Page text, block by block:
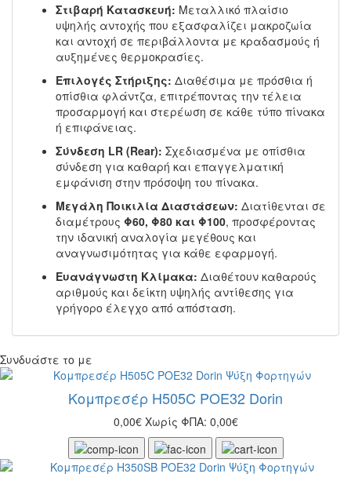
Στιβαρή Κατασκευή: Μεταλλικό πλαίσιο
υψηλής αντοχής που εξασφαλίζει μακροζωία
και αντοχή σε περιβάλλοντα με κραδασμούς ή
αυξημένες θερμοκρασίες.
Επιλογές Στήριξης: Διαθέσιμα με πρόσθια ή
οπίσθια φλάντζα, επιτρέποντας την τέλεια
προσαρμογή και στερέωση σε κάθε τύπο πίνακα
ή επιφάνειας.
Σύνδεση LR (Rear): Σχεδιασμένα με οπίσθια
σύνδεση για καθαρή και επαγγελματική
εμφάνιση στην πρόσοψη του πίνακα.
Μεγάλη Ποικιλία Διαστάσεων: Διατίθενται σε
διαμέτρους Φ60, Φ80 και Φ100, προσφέροντας
την ιδανική αναλογία μεγέθους και
αναγνωσιμότητας για κάθε εφαρμογή.
Ευανάγνωστη Κλίμακα: Διαθέτουν καθαρούς
αριθμούς και δείκτη υψηλής αντίθεσης για
γρήγορο έλεγχο από απόσταση.
Συνδυάστε το με
Κομπρεσέρ Η505C POE32 Dorin
0,00€ Χωρίς ΦΠΑ: 0,00€